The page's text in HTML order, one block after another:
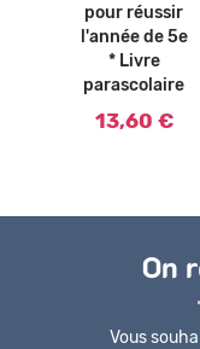
pour réussir
l'année de 5e
* Livre
parascolaire
13,60 €
On
Vous